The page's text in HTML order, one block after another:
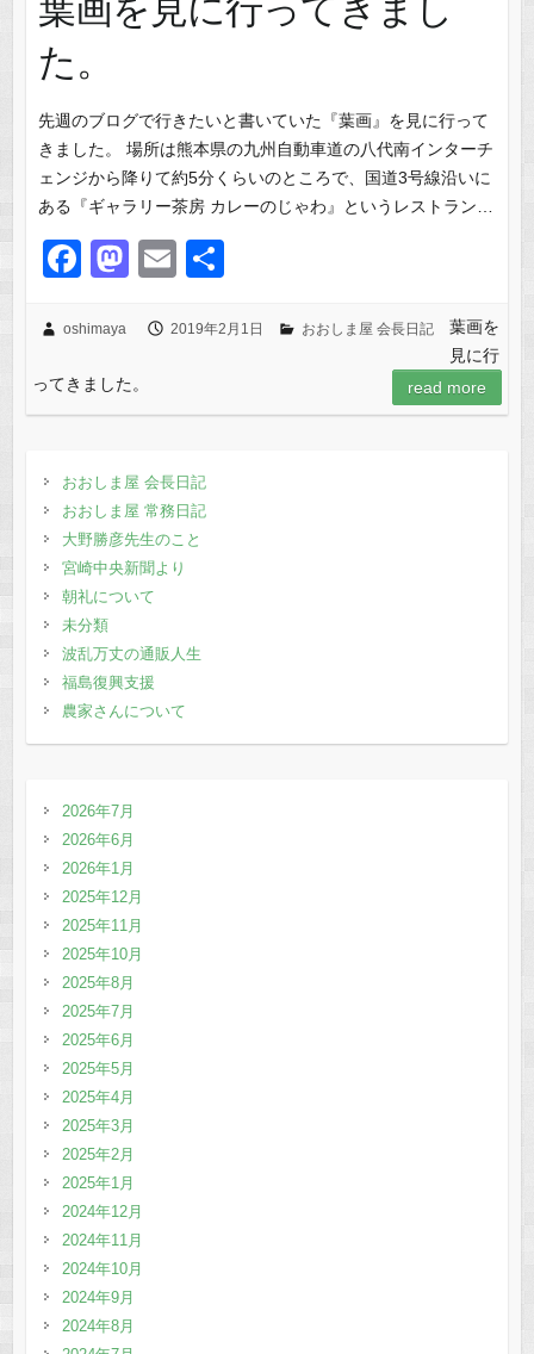
葉画を見に行ってきまし
た。
先週のブログで行きたいと書いていた『葉画』を見に行って
きました。 場所は熊本県の九州自動車道の八代南インターチ
ェンジから降りて約5分くらいのところで、国道3号線沿いに
ある『ギャラリー茶房 カレーのじゃわ』というレストラン…
F
c
e
b
o
k
M
st
o
d
n
E
ail
oshimaya 2019年2月1日 おおしま屋 会長日記
葉画を
見に行
ってきました。
read more
おおしま屋 会長日記
おおしま屋 常務日記
大野勝彦先生のこと
宮崎中央新聞より
朝礼について
未分類
波乱万丈の通販人生
福島復興支援
農家さんについて
2026年7月
2026年6月
2026年1月
2025年12月
2025年11月
2025年10月
2025年8月
2025年7月
2025年6月
2025年5月
2025年4月
2025年3月
2025年2月
2025年1月
2024年12月
2024年11月
2024年10月
2024年9月
2024年8月